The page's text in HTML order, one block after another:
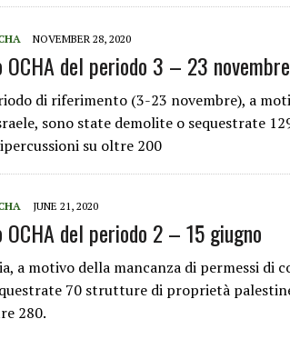
NOVEMBER 28, 2020
OCHA del periodo 3 – 23
di riferimento (3-23 novembre), a
sono state demolite o sequestrate
su oltre 200
JUNE 21, 2020
OCHA del periodo 2 – 15 giugno
a motivo della mancanza di permessi di
70 strutture di proprietà
280.